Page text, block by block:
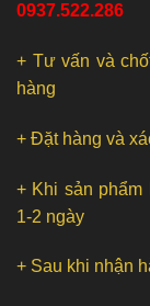
0937.522.286
+ Tư vấn và
hàng
+ Đặt hàng và
+ Khi sản phẩm
1-2 ngày
+ Sau khi nhận